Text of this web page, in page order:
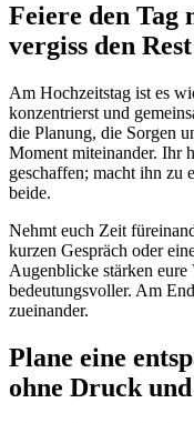
Feiere den Tag
vergiss den Rest
Am Hochzeitstag ist es
konzentrierst und
die Planung, die Sorgen
Moment miteinander. Ihr
geschaffen; macht ihn zu
beide.
Nehmt euch Zeit
kurzen Gespräch oder
Augenblicke stärken eure
bedeutungsvoller. Am
zueinander.
Plane eine
ohne Druck